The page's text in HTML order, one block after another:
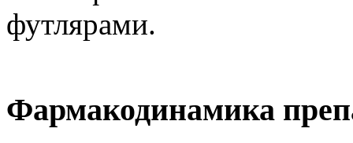
футлярами.
Фармакодинамика